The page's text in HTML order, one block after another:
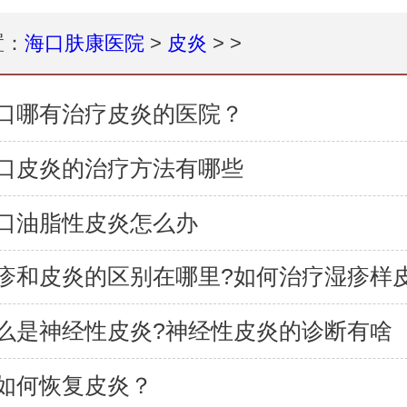
海口肤康医院> 皮炎 > >
哪有治疗皮炎的医院？
皮炎的治疗方法有哪些
油脂性皮炎怎么办
和皮炎的区别在哪里?如何治疗湿疹样
是神经性皮炎?神经性皮炎的诊断有啥
何恢复皮炎？